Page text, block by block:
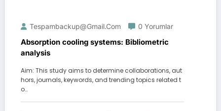
Tespambackup@gmail.com 0 Yorumlar
Absorption cooling systems: Bibliometric
analysis
Aim: This study aims to determine collaborations, aut
hors, journals, keywords, and trending topics related t
o…